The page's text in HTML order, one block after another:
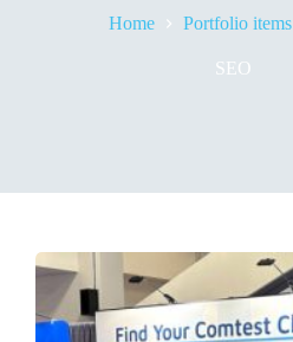
Home Portfolio items
SEO